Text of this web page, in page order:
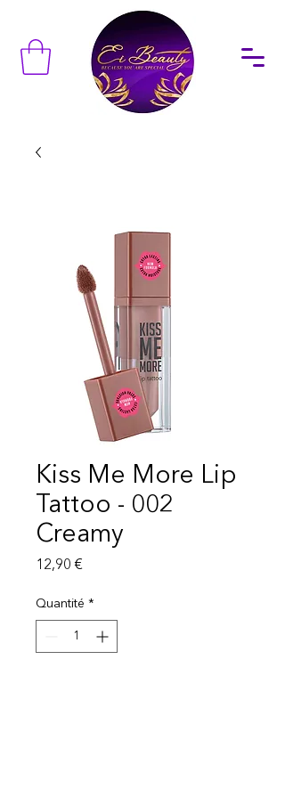
Kiss Me More Lip
Tattoo - 002
Creamy
12,90 €Prix
Quantité *